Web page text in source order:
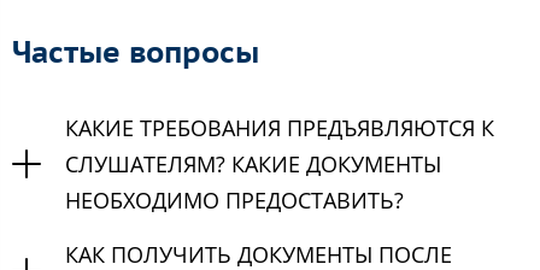
Частые вопросы
КАКИЕ ТРЕБОВАНИЯ ПРЕДЪЯВЛЯЮТСЯ К
СЛУШАТЕЛЯМ? КАКИЕ ДОКУМЕНТЫ
НЕОБХОДИМО ПРЕДОСТАВИТЬ?
КАК ПОЛУЧИТЬ ДОКУМЕНТЫ ПОСЛЕ